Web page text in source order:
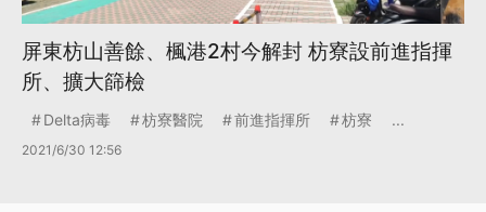
屏東枋山善餘、楓港2村今解封 枋寮設前進指揮
所、擴大篩檢
Delta病毒 枋寮醫院 前進指揮所 枋寮 ...
2021/6/30 12:56